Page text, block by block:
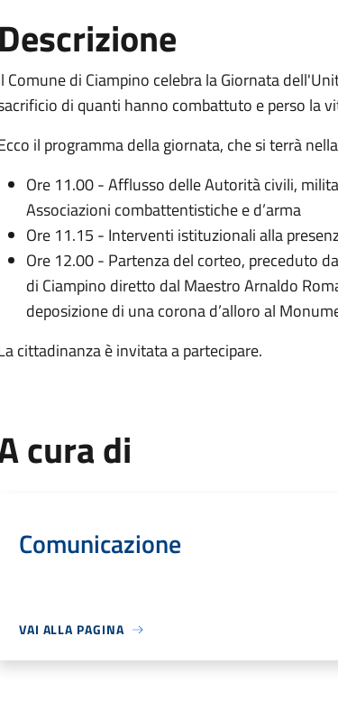
Descrizione
Comune di Ciampino celebra la Giornata
di quanti hanno combattuto e perso la
il programma della giornata, che si terrà
Ore 11.00 - Afflusso delle Autorità civili,
Associazioni combattentistiche e d’arma
Ore 11.15 - Interventi istituzionali alla
Ore 12.00 - Partenza del corteo, preceduto
di Ciampino diretto dal Maestro Arnaldo
deposizione di una corona d’alloro al
cittadinanza è invitata a partecipare.
cura di
Comunicazione
VAI ALLA PAGINA